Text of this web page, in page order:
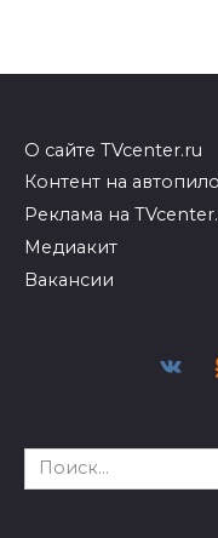
О сайте TVcenter.ru
Контент на
Реклама на
Медиакит
Вакансии
Search
for: